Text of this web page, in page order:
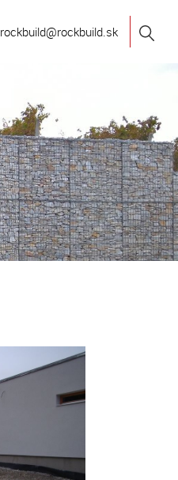
rockbuild@rockbuild.sk